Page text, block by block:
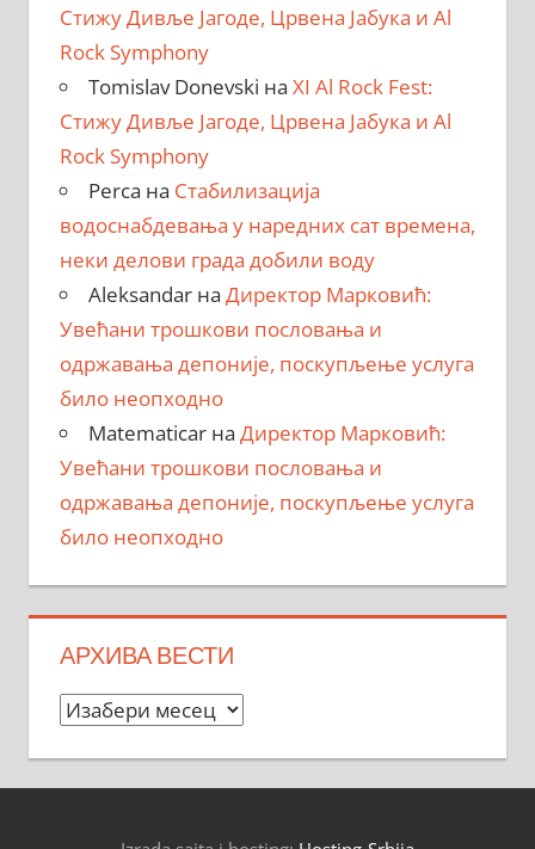
Стижу Дивље Јагоде, Црвена Јабука и Al
Rock Symphony
Tomislav Donevski на XI Al Rock Fest:
Стижу Дивље Јагоде, Црвена Јабука и Al
Rock Symphony
Perca на Стабилизација
водоснабдевања у наредних сат времена,
неки делови града добили воду
Aleksandarна Директор Марковић:
Увећани трошкови пословања и
одржавања депоније, поскупљење услуга
било неопходно
Matematicarна Директор Марковић:
Увећани трошкови пословања и
одржавања депоније, поскупљење услуга
било неопходно
АРХИВА ВЕСТИ
Архива